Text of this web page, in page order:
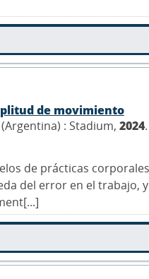
de movimiento
: Stadium, 2024.
de prácticas
del error en el trabajo,